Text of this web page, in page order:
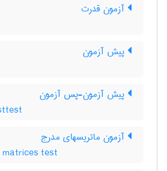
آزمون قدرت
پیش آزمون
پیش آزمون-پس آزمون
آزمون ماتریسهای مدرج
test